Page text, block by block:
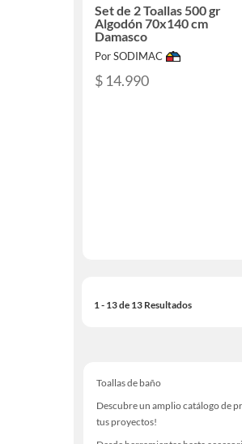
Set de 2 Toallas 500 gr
Algodón 70x140 cm
Damasco
Por SODIMAC
$ 14.990
1 - 13 de 13 Resultados
Toallas de baño
Descubre un amplio catálogo de
tus proyectos!